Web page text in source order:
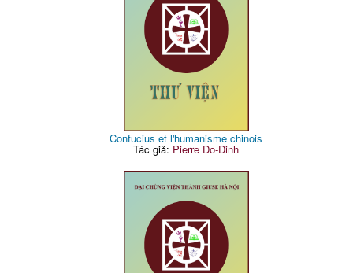
Confucius et l'humanisme chinois
Tác giả: Pierre Do-Dinh